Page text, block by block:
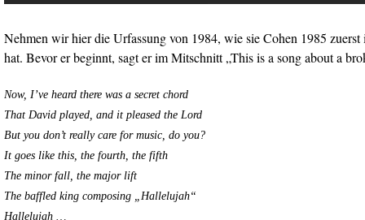
Nehmen wir hier die Urfassung von 1984, wie sie Cohen 1985
hat. Bevor er beginnt, sagt er im Mitschnitt „This is a song about a
Now, I’ve heard there was a secret chord
That David played, and it pleased the Lord
But you don’t really care for music, do you?
It goes like this, the fourth, the fifth
The minor fall, the major lift
The baffled king composing „Hallelujah“
Hallelujah …